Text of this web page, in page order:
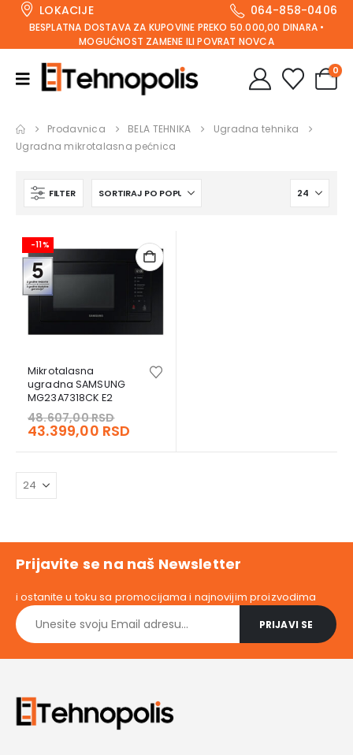
LOKACIJE 064-858-0406
BESPLATNA DOSTAVA ZA KUPOVINE PREKO 50.000,00 DINARA •
MOGUĆNOST ZAMENE ILI POVRAT NOVCA
0
Prodavnica BELA TEHNIKA
Ugradna tehnika
Ugradna mikrotalasna pećnica
FILTER
-11%
Mikrotalasna
ugradna SAMSUNG
MG23A7318CK E2
48.607,00RSD
price
48.607,00 RSD.
43.399,00 RSD
is:
Prijavite se na naš Newsletter
i ostanite u toku sa promocijama i najnovijim proizvodima